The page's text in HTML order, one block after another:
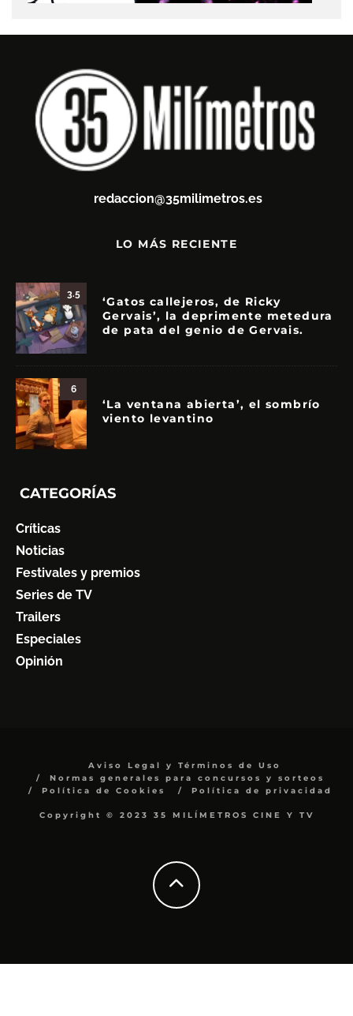
redaccion@35milimetros.es
LO MÁS RECIENTE
3.5
‘Gatos callejeros, de Ricky
Gervais’, la deprimente metedura
de pata del genio de Gervais.
6
‘La ventana abierta’, el sombrío
viento levantino
CATEGORÍAS
Críticas
Noticias
Festivales y premios
Series de TV
Trailers
Especiales
Opinión
Aviso Legal y Términos de Uso
Normas generales para concursos y sorteos
Política de Cookies
Política de privacidad
Copyright © 2023 35 MILÍMETROS CINE Y TV